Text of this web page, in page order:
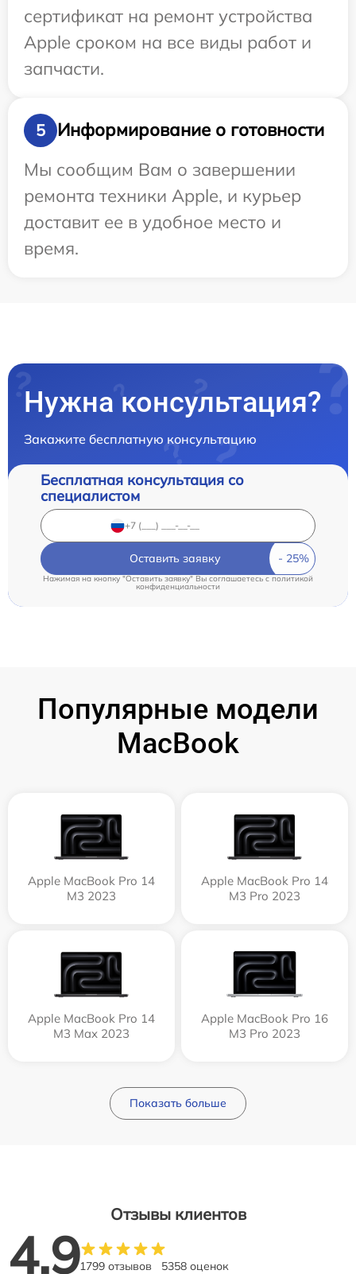
сертификат на ремонт устройства
Apple сроком на все виды работ и
запчасти.
5
Информирование о готовности
Мы сообщим Вам о завершении
ремонта техники Apple, и курьер
доставит ее в удобное место и
время.
Нужна консультация?
Закажите бесплатную консультацию
Бесплатная консультация со
специалистом
Оставить заявку
Нажимая на кнопку "Оставить заявку" Вы соглашаетесь cполитикой
конфиденциальности
Популярные модели
MacBook
Apple MacBook Pro 14
M3 2023
Apple MacBook Pro 14
M3 Pro 2023
Apple MacBook Pro 14
M3 Max 2023
Apple MacBook Pro 16
M3 Pro 2023
Показать больше
Отзывы клиентов
4.91799 отзывов 5358 оценок